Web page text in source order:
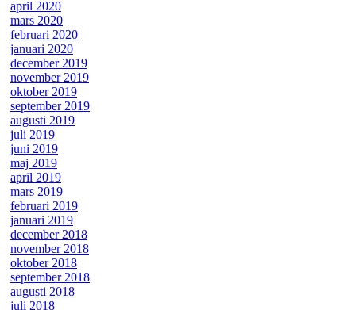
april 2020
mars 2020
februari 2020
januari 2020
december 2019
november 2019
oktober 2019
september 2019
augusti 2019
juli 2019
juni 2019
maj 2019
april 2019
mars 2019
februari 2019
januari 2019
december 2018
november 2018
oktober 2018
september 2018
augusti 2018
juli 2018